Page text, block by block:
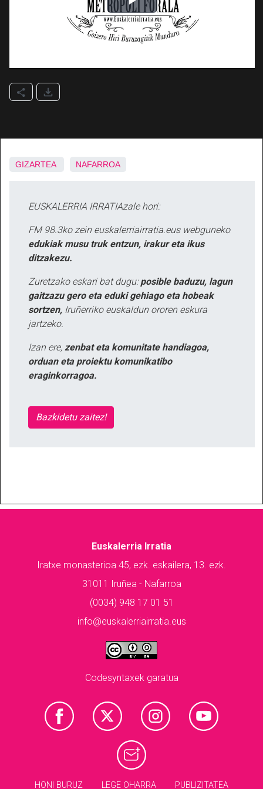
GIZARTEA NAFARROA
EUSKALERRIA IRRATIAzale hori:
FM 98.3ko zein euskalerriairratia.eus webguneko
edukiak musu truk entzun, irakur eta ikus
ditzakezu.
Zuretzako eskari bat dugu: posible baduzu, lagun
gaitzazu gero eta eduki gehiago eta hobeak
sortzen, Iruñerriko euskaldun ororen eskura
jartzeko.
Izan ere, zenbat eta komunitate handiagoa,
orduan eta proiektu komunikatibo
eraginkorragoa.
Bazkidetu zaitez!
Euskalerria Irratia
Iratxe monasterioa 45, ezk. eskailera, 13. ezk.
31011 Iruñea - Nafarroa
(0034) 948 17 01 51
info@euskalerriairratia.eus
Codesyntaxek garatua
HONI BURUZ LEGE OHARRA PUBLIZITATEA